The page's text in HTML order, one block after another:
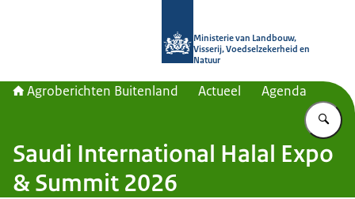
Ministerie van Landbouw,
Visserij, Voedselzekerheid en
Natuur
Agroberichten Buitenland Actueel Agenda
Saudi International Halal Expo
& Summit 2026